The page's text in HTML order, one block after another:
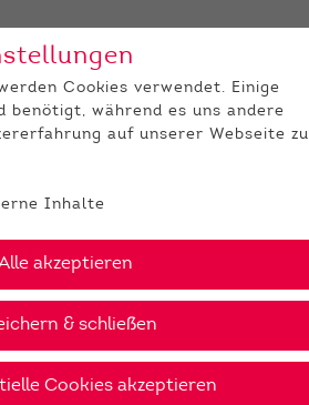
Cookies verwendet. Einige
benötigt, während es uns andere
auf unserer Webseite zu
Inhalte
akzeptieren
& schließen
Cookies akzeptieren